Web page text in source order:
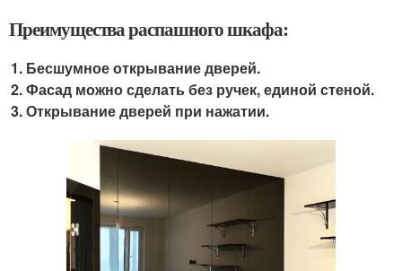
Преимущества распашного шкафа:
Бесшумное открывание дверей.
Фасад можно сделать без ручек, единой стеной.
Открывание дверей при нажатии.